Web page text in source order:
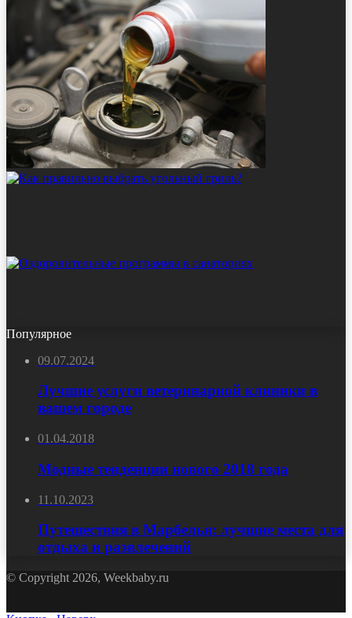
Популярное
09.07.2024
Лучшие услуги ветеринарной клиники в
вашем городе
01.04.2018
Модные тенденции нового 2018 года
11.10.2023
Путешествия в Марбелья: лучшие места для
отдыха и развлечений
© Copyright 2026, Weekbaby.ru